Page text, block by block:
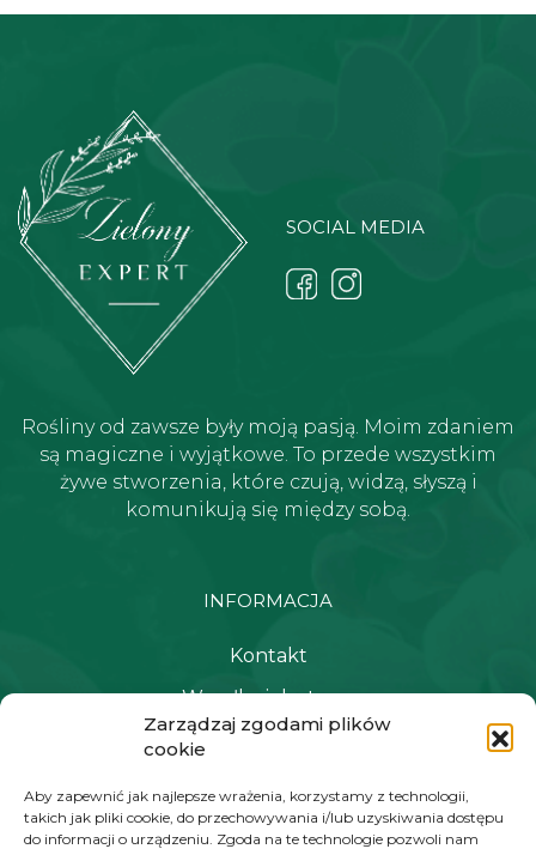
Zarządzaj zgodami plików
cookie
Aby zapewnić jak najlepsze wrażenia, korzystamy z technologii,
takich jak pliki cookie, do przechowywania i/lub uzyskiwania dostępu
do informacji o urządzeniu. Zgoda na te technologie pozwoli nam
SOCIAL MEDIA
Rośliny od zawsze były moją pasją. Moim zdaniem
są magiczne i wyjątkowe. To przede wszystkim
żywe stworzenia, które czują, widzą, słyszą i
komunikują się między sobą.
INFORMACJA
Kontakt
Wysyłka i dostawa
Polityka prywatności i regulamin